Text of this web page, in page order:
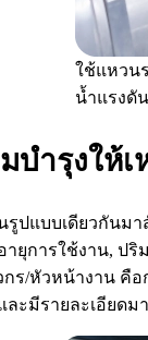
ใช้แหวน
น้ำแรงดั
บำรุงให้เ
รูปแบบเดียวกัน
ายุการใช้งาน,
/หัวหน้างาน คื
ะมีรายละเอียด